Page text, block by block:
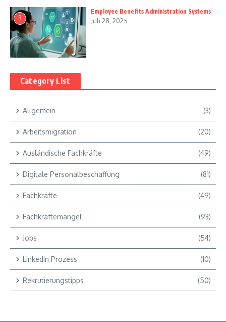
3
Employee Benefits Administration Systems
Juli 28, 2025
Category List
Allgemein (3)
Arbeitsmigration (20)
Ausländische Fachkräfte (49)
Digitale Personalbeschaffung (81)
Fachkräfte (49)
Fachkräftemangel (93)
Jobs (54)
LinkedIn Prozess (10)
Rekrutierungstipps (50)